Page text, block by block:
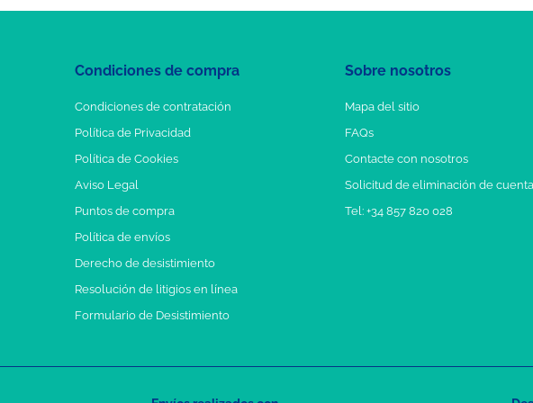
Condiciones de compra
Condiciones de contratación
Política de Privacidad
Política de Cookies
Aviso Legal
Puntos de compra
Política de envíos
Derecho de desistimiento
Resolución de litigios en línea
Formulario de Desistimiento
Sobre nosotros
Mapa del sitio
FAQs
Contacte con nosotros
Solicitud de eliminación de cuenta
Tel: +34 857 820 028